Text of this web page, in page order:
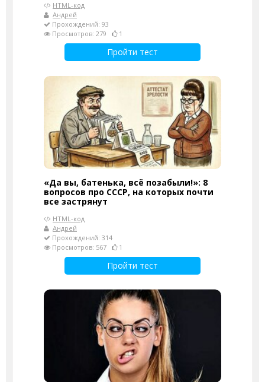
HTML-код
Андрей
Прохождений: 93
Просмотров: 279
1
Пройти тест
«Да вы, батенька, всё позабыли!»: 8
вопросов про СССР, на которых почти
все застрянут
HTML-код
Андрей
Прохождений: 314
Просмотров: 567
1
Пройти тест